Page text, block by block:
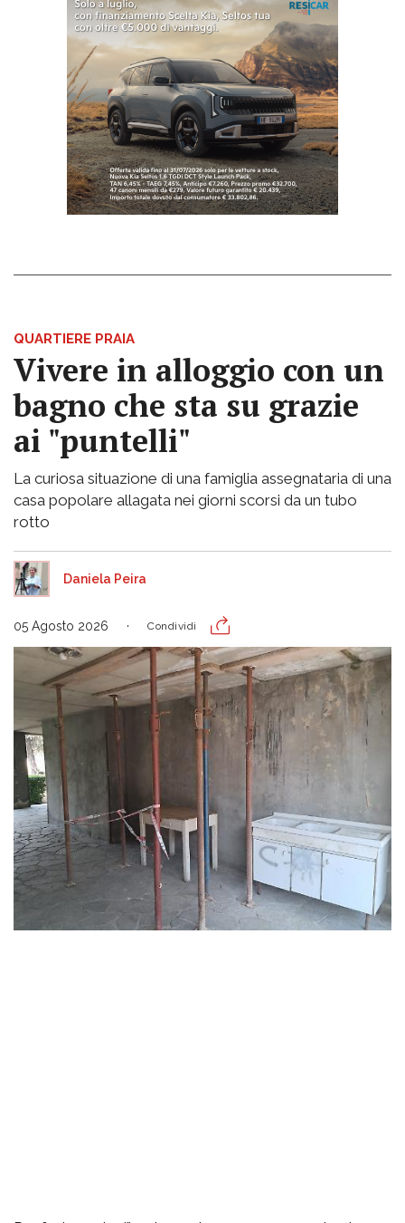
QUARTIERE PRAIA
Vivere in alloggio con un
bagno che sta su grazie
ai "puntelli"
La curiosa situazione di una famiglia assegnataria di una
casa popolare allagata nei giorni scorsi da un tubo
rotto
Daniela Peira
05 Agosto 2026 Condividi